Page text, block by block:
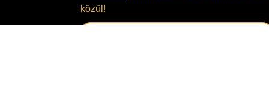
közül!